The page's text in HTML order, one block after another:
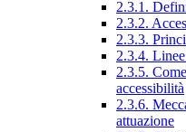
2.3.1.
2.3.2.
2.3.3.
2.3.4.
2.3.5.
accessibilità
2.3.6.
attuazione